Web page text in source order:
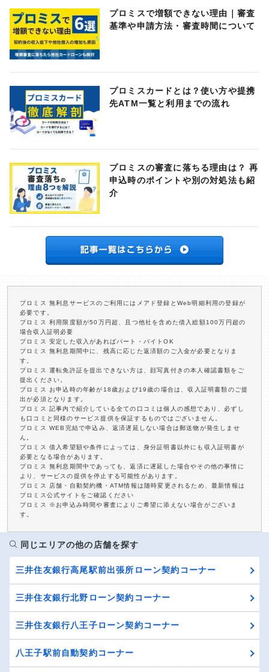
プロミスで増額できない理由｜審査
基準や申請方法・審査時間について
プロミスカードとは？使い方や提携
先ATM一覧と利用までの流れ
プロミスの審査に落ちる理由は？ 再
申込時のポイントや別の対処法も紹
介
プロミス 無利息サービスのご利用にはメアド登録とWeb明細利用の登録が
必要です。
プロミス 利用限度額が50万円超、且つ他社を含めた借入総額100万円超の
場合収入証明必要
プロミス 安定した収入があればパート・バイトOK
プロミス 無利息期間中に、残高に応じた返済額のご入金が必要となりま
す。
プロミス 運転免許証を提出できない方は、顔写真付きの本人確認書類をご
提出ください。
プロミス お申込時の年齢が18歳および19歳の場合は、収入証明書類のご提
出が必須となります。
プロミス 記事内で紹介している全ての口コミは個人の感想であり、必ずし
も口コミと同様のサービス提供を保証するものではございません。
プロミス WEB完結で申込み、返済遅延しない場合は郵送物が発生しませ
ん。
プロミス 借入希望額や条件によっては、身分証明書以外にも収入証明書が
必要となる場合があります。
プロミス 無利息期間中であっても、返済に遅延した場合やその他の事情に
より、サービスの提供を停止する可能性があります。
プロミス 店舗・自動契約機・ATM情報は随時変更されるため、最新情報は
プロミス公式サイトをご確認ください
プロミス ※お申込み時間や審査によりご希望に添えない場合がございま
す。
同じエリアの他の店舗を探す
三井住友銀行高尾駅前出張所ローン契約コーナー
三井住友銀行北野ローン契約コーナー
三井住友銀行八王子ローン契約コーナー
八王子駅前自動契約コーナー